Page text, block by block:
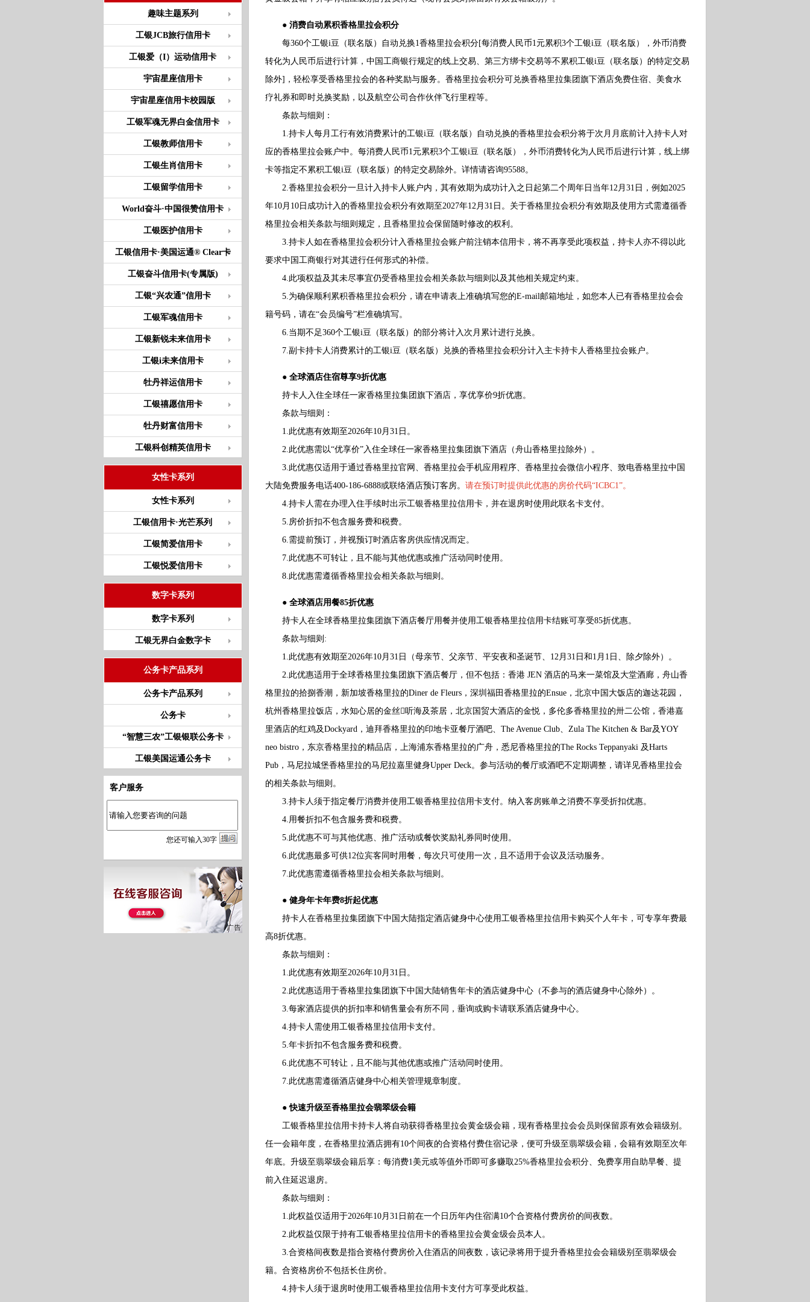
趣味主题系列
工银JCB旅行信用卡
工银爱（I）运动信用卡
宇宙星座信用卡
宇宙星座信用卡校园版
工银军魂无界白金信用卡
工银教师信用卡
工银生肖信用卡
工银留学信用卡
World奋斗·中国很赞信用卡
工银医护信用卡
工银信用卡·美国运通® Clear卡
工银奋斗信用卡(专属版)
工银“兴农通”信用卡
工银军魂信用卡
工银新锐未来信用卡
工银i未来信用卡
牡丹祥运信用卡
工银禧愿信用卡
牡丹财富信用卡
工银科创精英信用卡
女性卡系列
女性卡系列
工银信用卡·光芒系列
工银简爱信用卡
工银悦爱信用卡
数字卡系列
数字卡系列
工银无界白金数字卡
公务卡产品系列
公务卡产品系列
公务卡
“智慧三农”工银银联公务卡
工银美国运通公务卡
客户服务
您还可输入30字
● 消费自动累积香格里拉会积分
每360个工银i豆（联名版）自动兑换1香格里拉会积分[每消费人民币1元累积3个工银i豆（联名版），外币消费
转化为人民币后进行计算，中国工商银行规定的线上交易、第三方绑卡交易等不累积工银i豆（联名版）的特定交易
除外]，轻松享受香格里拉会的各种奖励与服务。香格里拉会积分可兑换香格里拉集团旗下酒店免费住宿、美食水
疗礼券和即时兑换奖励，以及航空公司合作伙伴飞行里程等。
条款与细则：
1.持卡人每月工行有效消费累计的工银i豆（联名版）自动兑换的香格里拉会积分将于次月月底前计入持卡人对
应的香格里拉会账户中。每消费人民币1元累积3个工银i豆（联名版），外币消费转化为人民币后进行计算，线上绑
卡等指定不累积工银i豆（联名版）的特定交易除外。详情请咨询95588。
2.香格里拉会积分一旦计入持卡人账户内，其有效期为成功计入之日起第二个周年日当年12月31日，例如2025
年10月10日成功计入的香格里拉会积分有效期至2027年12月31日。关于香格里拉会积分有效期及使用方式需遵循香
格里拉会相关条款与细则规定，且香格里拉会保留随时修改的权利。
3.持卡人如在香格里拉会积分计入香格里拉会账户前注销本信用卡，将不再享受此项权益，持卡人亦不得以此
要求中国工商银行对其进行任何形式的补偿。
4.此项权益及其未尽事宜仍受香格里拉会相关条款与细则以及其他相关规定约束。
5.为确保顺利累积香格里拉会积分，请在申请表上准确填写您的E-mail邮箱地址，如您本人已有香格里拉会会
籍号码，请在“会员编号”栏准确填写。
6.当期不足360个工银i豆（联名版）的部分将计入次月累计进行兑换。
7.副卡持卡人消费累计的工银i豆（联名版）兑换的香格里拉会积分计入主卡持卡人香格里拉会账户。
● 全球酒店住宿尊享9折优惠
持卡人入住全球任一家香格里拉集团旗下酒店，享优享价9折优惠。
条款与细则：
1.此优惠有效期至2026年10月31日。
2.此优惠需以“优享价”入住全球任一家香格里拉集团旗下酒店（舟山香格里拉除外）。
3.此优惠仅适用于通过香格里拉官网、香格里拉会手机应用程序、香格里拉会微信小程序、致电香格里拉中国
大陆免费服务电话400-186-6888或联络酒店预订客房。 请在预订时提供此优惠的房价代码“ICBC1”。
4.持卡人需在办理入住手续时出示工银香格里拉信用卡，并在退房时使用此联名卡支付。
5.房价折扣不包含服务费和税费。
6.需提前预订，并视预订时酒店客房供应情况而定。
7.此优惠不可转让，且不能与其他优惠或推广活动同时使用。
8.此优惠需遵循香格里拉会相关条款与细则。
● 全球酒店用餐85折优惠
持卡人在全球香格里拉集团旗下酒店餐厅用餐并使用工银香格里拉信用卡结账可享受85折优惠。
条款与细则:
1.此优惠有效期至2026年10月31日（母亲节、父亲节、平安夜和圣诞节、12月31日和1月1日、除夕除外）。
2.此优惠适用于全球香格里拉集团旗下酒店餐厅，但不包括：香港 JEN 酒店的马来一菜馆及大堂酒廊，舟山香
格里拉的拾捌香潮，新加坡香格里拉的Diner de Fleurs，深圳福田香格里拉的Ensue，北京中国大饭店的迦达花园，
杭州香格里拉饭店，水知心居的金丝听海及茶居，北京国贸大酒店的金悦，多伦多香格里拉的卅二公馆，香港嘉
里酒店的红鸡及Dockyard，迪拜香格里拉的印地卡亚餐厅酒吧、The Avenue Club、Zula The Kitchen & Bar及YOY
neo bistro，东京香格里拉的精品店，上海浦东香格里拉的广舟，悉尼香格里拉的The Rocks Teppanyaki 及Harts
Pub，马尼拉城堡香格里拉的马尼拉嘉里健身Upper Deck。参与活动的餐厅或酒吧不定期调整，请详见香格里拉会
的相关条款与细则。
3.持卡人须于指定餐厅消费并使用工银香格里拉信用卡支付。纳入客房账单之消费不享受折扣优惠。
4.用餐折扣不包含服务费和税费。
5.此优惠不可与其他优惠、推广活动或餐饮奖励礼券同时使用。
6.此优惠最多可供12位宾客同时用餐，每次只可使用一次，且不适用于会议及活动服务。
7.此优惠需遵循香格里拉会相关条款与细则。
● 健身年卡年费8折起优惠
持卡人在香格里拉集团旗下中国大陆指定酒店健身中心使用工银香格里拉信用卡购买个人年卡，可专享年费最
高8折优惠。
条款与细则：
1.此优惠有效期至2026年10月31日。
2.此优惠适用于香格里拉集团旗下中国大陆销售年卡的酒店健身中心（不参与的酒店健身中心除外）。
3.每家酒店提供的折扣率和销售量会有所不同，垂询或购卡请联系酒店健身中心。
4.持卡人需使用工银香格里拉信用卡支付。
5.年卡折扣不包含服务费和税费。
6.此优惠不可转让，且不能与其他优惠或推广活动同时使用。
7.此优惠需遵循酒店健身中心相关管理规章制度。
● 快速升级至香格里拉会翡翠级会籍
工银香格里拉信用卡持卡人将自动获得香格里拉会黄金级会籍，现有香格里拉会会员则保留原有效会籍级别。
任一会籍年度，在香格里拉酒店拥有10个间夜的合资格付费住宿记录，便可升级至翡翠级会籍，会籍有效期至次年
年底。升级至翡翠级会籍后享：每消费1美元或等值外币即可多赚取25%香格里拉会积分、免费享用自助早餐、提
前入住延迟退房。
条款与细则：
1.此权益仅适用于2026年10月31日前在一个日历年内住宿满10个合资格付费房价的间夜数。
2.此权益仅限于持有工银香格里拉信用卡的香格里拉会黄金级会员本人。
3.合资格间夜数是指合资格付费房价入住酒店的间夜数，该记录将用于提升香格里拉会会籍级别至翡翠级会
籍。合资格房价不包括长住房价。
4.持卡人须于退房时使用工银香格里拉信用卡支付方可享受此权益。